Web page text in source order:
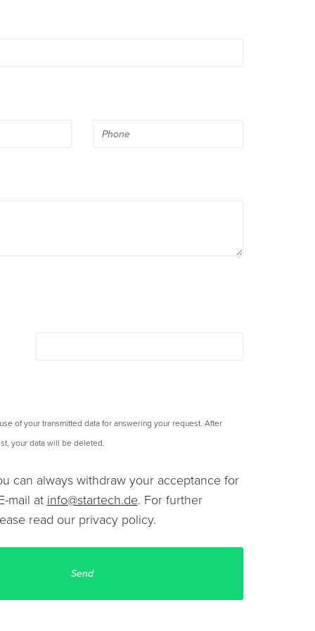
of your transmitted data for answering your request. After
your data will be deleted.
can always withdraw your acceptance for
mail at info@startech.de. For further
read our privacy policy.